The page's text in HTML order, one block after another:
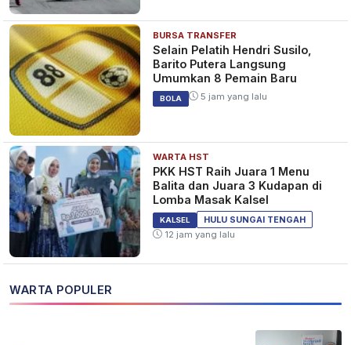
BURSA TRANSFER
Selain Pelatih Hendri Susilo,
Barito Putera Langsung
Umumkan 8 Pemain Baru
BOLA 5 jam yang lalu
WARTA HST
PKK HST Raih Juara 1 Menu
Balita dan Juara 3 Kudapan di
Lomba Masak Kalsel
KALSEL
HULU SUNGAI TENGAH
12 jam yang lalu
WARTA POPULER